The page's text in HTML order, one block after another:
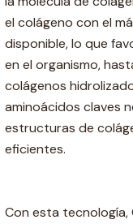
el colágeno con el
disponible, lo que
en el organismo,
colágenos
aminoácidos claves
estructuras de
eficientes.
Con esta tecnología,